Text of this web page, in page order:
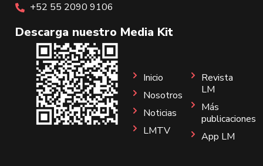
+52 55 2090 9106
Descarga nuestro Media Kit
Inicio
Nosotros
Noticias
LMTV
Revista
LM
Más
publicaciones
App LM